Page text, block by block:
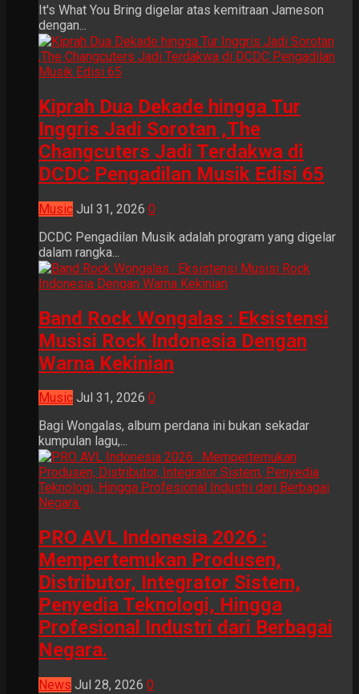
It's What You Bring digelar atas kemitraan Jameson
dengan...
Kiprah Dua Dekade hingga Tur
Inggris Jadi Sorotan ,The
Changcuters Jadi Terdakwa di
DCDC Pengadilan Musik Edisi 65
Music Jul 31, 2026 0
DCDC Pengadilan Musik adalah program yang digelar
dalam rangka...
Band Rock Wongalas : Eksistensi
Musisi Rock Indonesia Dengan
Warna Kekinian
Music Jul 31, 2026 0
Bagi Wongalas, album perdana ini bukan sekadar
kumpulan lagu,...
PRO AVL Indonesia 2026 :
Mempertemukan Produsen,
Distributor, Integrator Sistem,
Penyedia Teknologi, Hingga
Profesional Industri dari Berbagai
Negara.
News Jul 28, 2026 0